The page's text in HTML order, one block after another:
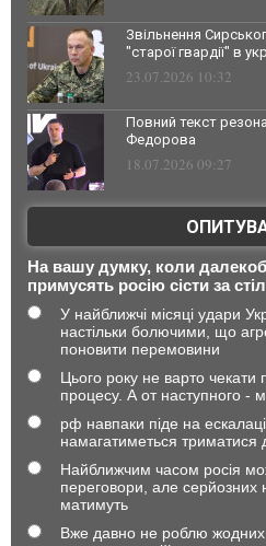
Звільнення
"старої гвардії" в
23.07.2026 10:32
Повний текст
Федорова
18.07.2026 09:27
На вашу думку, коли
примусять росію сісти за
У найближчі місяці удари
настільки болючими, що
поновити перемовини
Цього року не варто
процесу. А от наступного -
рф навпаки піде на
намагатиметься триматися
Найближчим часом росія
переговори, але серйозних
матимуть
Вже давно не роблю жодних